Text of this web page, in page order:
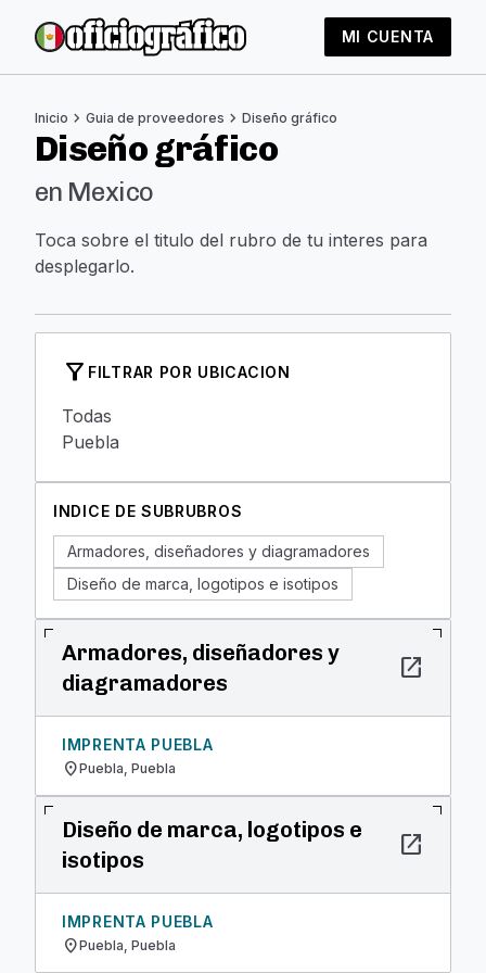
MI CUENTA
Inicio chevron_right Guia de proveedores chevron_right Diseño gráfico
Diseño gráfico
en Mexico
Toca sobre el titulo del rubro de tu interes para
desplegarlo.
filter_alt FILTRAR POR UBICACION
Todas
Puebla
INDICE DE SUBRUBROS
Armadores, diseñadores y diagramadores
Diseño de marca, logotipos e isotipos
Armadores, diseñadores y
diagramadores
open_in_new
IMPRENTA PUEBLA
location_onPuebla, Puebla
Diseño de marca, logotipos e
isotipos
open_in_new
IMPRENTA PUEBLA
location_onPuebla, Puebla